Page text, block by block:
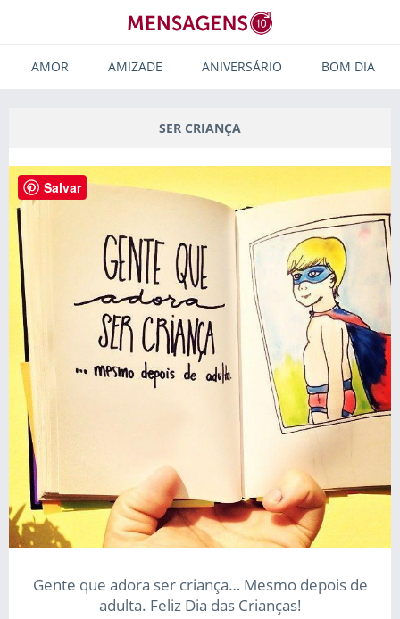
AMOR AMIZADE ANIVERSÁRIO BOM DIA
SER CRIANÇA
Gente que adora ser criança… Mesmo depois de
adulta. Feliz Dia das Crianças!
Salvar